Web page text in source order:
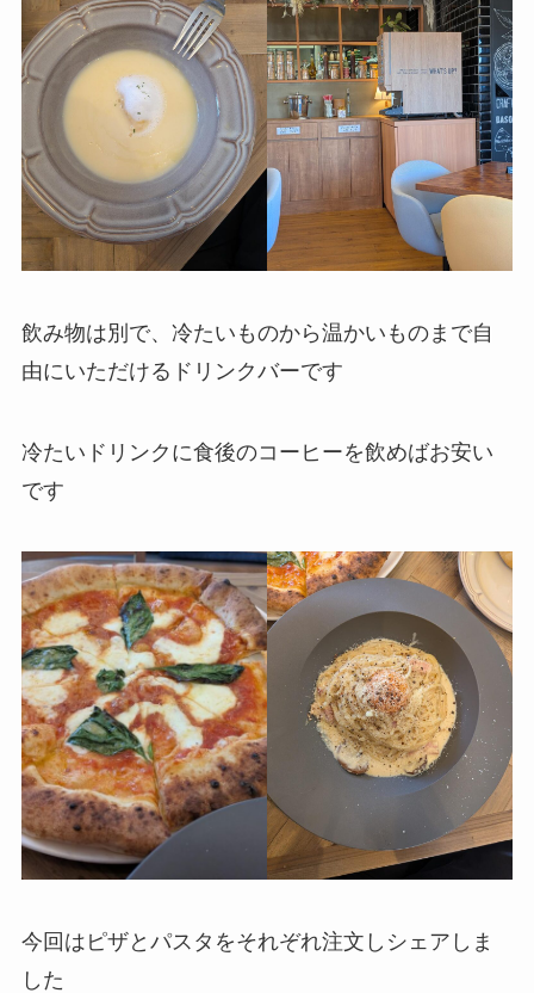
飲み物は別で、冷たいものから温かいものまで自
由にいただけるドリンクバーです
冷たいドリンクに食後のコーヒーを飲めばお安い
です
今回はピザとパスタをそれぞれ注文しシェアしま
した